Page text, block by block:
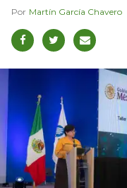
Martín García Chavero